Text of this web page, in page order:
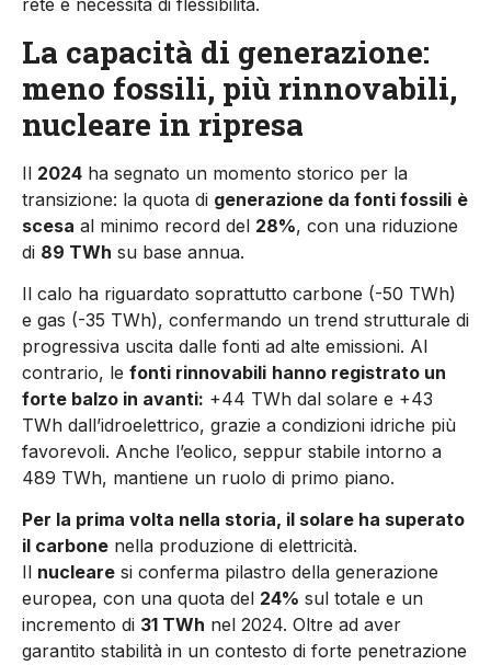
rete e necessità di flessibilità.
La capacità di generazione:
meno fossili, più rinnovabili,
nucleare in ripresa
Il 2024 ha segnato un momento storico per la
transizione: la quota di generazione da fonti fossili è
scesa al minimo record del 28%, con una riduzione
di 89 TWh su base annua.
Il calo ha riguardato soprattutto carbone (-50 TWh)
e gas (-35 TWh), confermando un trend strutturale di
progressiva uscita dalle fonti ad alte emissioni. Al
contrario, le fonti rinnovabili hanno registrato un
forte balzo in avanti: +44 TWh dal solare e +43
TWh dall’idroelettrico, grazie a condizioni idriche più
favorevoli. Anche l’eolico, seppur stabile intorno a
489 TWh, mantiene un ruolo di primo piano.
Per la prima volta nella storia, il solare ha superato
il carbone nella produzione di elettricità.
Il nucleare si conferma pilastro della generazione
europea, con una quota del 24% sul totale e un
incremento di 31 TWh nel 2024. Oltre ad aver
garantito stabilità in un contesto di forte penetrazione